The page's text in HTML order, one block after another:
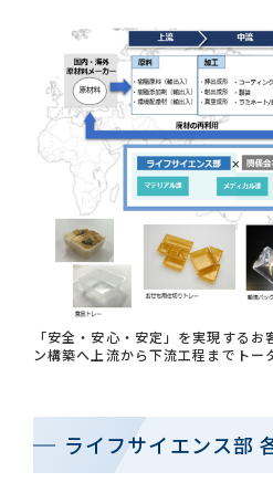
#会社概要
#森六って何？
#グローバルネットワーク
#ダイバーシティ＆インクル
「安全・安心・安定」を実現する
ン構築へ上流から下流工程までトー
ライフサイエンス部